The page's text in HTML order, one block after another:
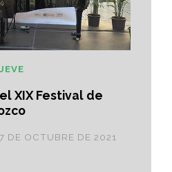
XIX Festival de
DE OCTUBRE DE 2021